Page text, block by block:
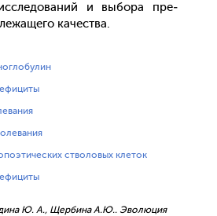
и вы­бора пре­
ка­чес­тва.
стволовых клеток
Ю. А., Щербина А.Ю.. Эволюция